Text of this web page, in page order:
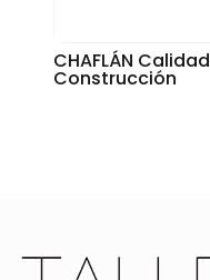
CHAFLÁN Calidad
Construcción